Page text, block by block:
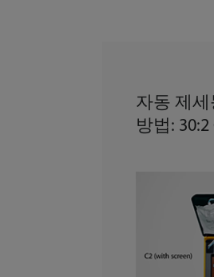
자동 제세
방법: 30:2